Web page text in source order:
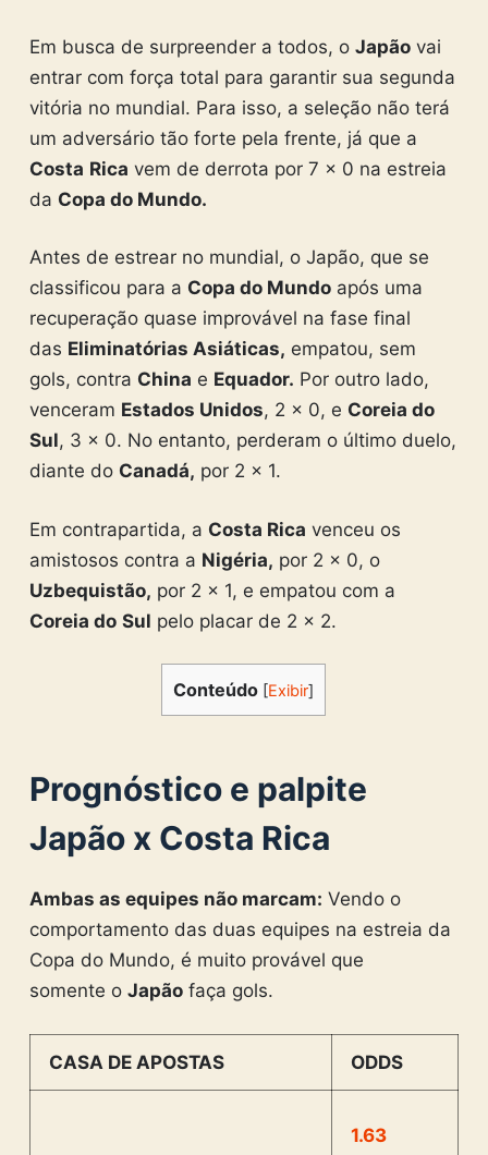
Em busca de surpreender a todos, o Japãovai
entrar com força total para garantir sua segunda
vitória no mundial. Para isso, a seleção não terá
um adversário tão forte pela frente, já que a
Costa Rica vem de derrota por 7 x 0 na estreia
da Copa do Mundo.
Antes de estrear no mundial, o Japão, que se
classificou para a Copa do Mundoapós uma
recuperação quase improvável na fase final
das Eliminatórias Asiáticas, empatou, sem
gols, contra China e Equador. Por outro lado,
venceram Estados Unidos, 2 x 0, e Coreia do
Sul, 3 x 0. No entanto, perderam o último duelo,
diante do Canadá, por 2 x 1.
Em contrapartida, a Costa Rica venceu os
amistosos contra a Nigéria, por 2 x 0, o
Uzbequistão, por 2 x 1, e empatou com a
Coreia do Sul pelo placar de 2 x 2.
Conteúdo [Exibir]
Prognóstico e palpite
Japão x Costa Rica
Ambas as equipes não marcam: Vendo o
comportamento das duas equipes na estreia da
Copa do Mundo, é muito provável que
somente o Japãofaça gols.
CASA DE APOSTAS ODDS
1.63